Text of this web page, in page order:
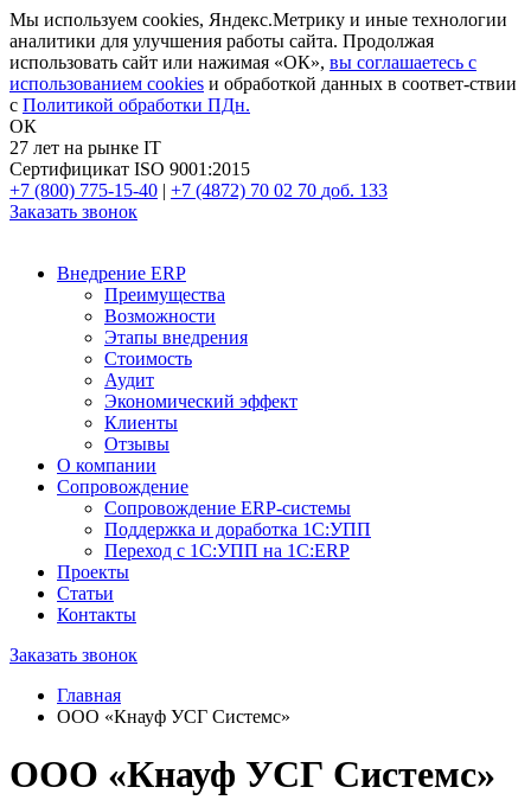
Мы используем cookies, Яндекс.Метрику и иные технологии
аналитики для улучшения работы сайта. Продолжая
использовать сайт или нажимая «ОК», вы соглашаетесь с
использованием cookies и обработкой данных в соответ-ствии
с Политикой обработки ПДн.
ОК
27 лет на рынке IT
Сертифицикат ISO 9001:2015
+7 (800) 775-15-40 | +7 (4872) 70 02 70 доб. 133
Заказать звонок
Внедрение ERP
Преимущества
Возможности
Этапы внедрения
Стоимость
Аудит
Экономический эффект
Клиенты
Отзывы
О компании
Сопровождение
Сопровождение ERP-системы
Поддержка и доработка 1С:УПП
Переход с 1С:УПП на 1С:ERP
Проекты
Статьи
Контакты
Заказать звонок
Главная
ООО «Кнауф УСГ Системс»
ООО «Кнауф УСГ Системс»